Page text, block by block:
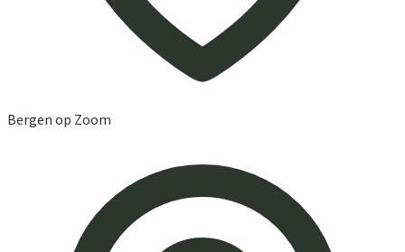
Bergen op Zoom